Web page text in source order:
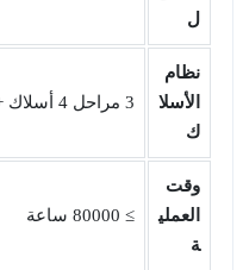
ل
نظام
الأسلا
ك
3 مراحل 4 أسلاك + GND
وقت
العملي
ة
≥ 80000 ساعة